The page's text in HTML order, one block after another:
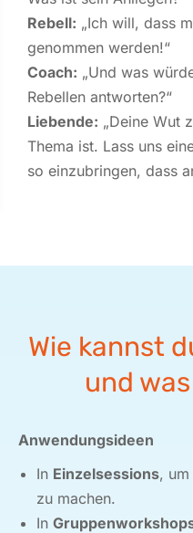
Rebell: „Ich will, dass
genommen werden!“
Coach: „Und was
Rebellen antworten?“
Liebende: „Deine Wut
Thema ist. Lass uns
so einzubringen, dass
Wie kannst
und
Anwendungsideen
In Einzelsessions,
zu machen.
In